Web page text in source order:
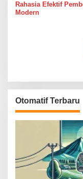
Rahasia Efektif
Modern
Otomatif Terbaru